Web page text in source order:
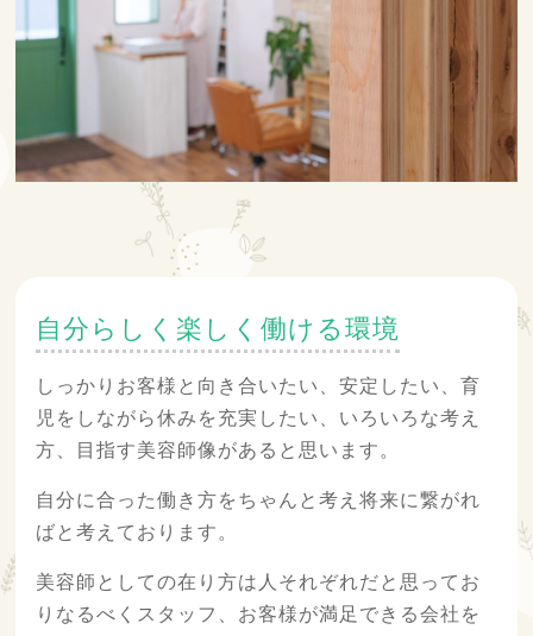
自分らしく楽しく働ける環境
しっかりお客様と向き合いたい、安定したい、育
児をしながら休みを充実したい、いろいろな考え
方、目指す美容師像があると思います。
自分に合った働き方をちゃんと考え将来に繋がれ
ばと考えております。
美容師としての在り方は人それぞれだと思ってお
りなるべくスタッフ、お客様が満足できる会社を